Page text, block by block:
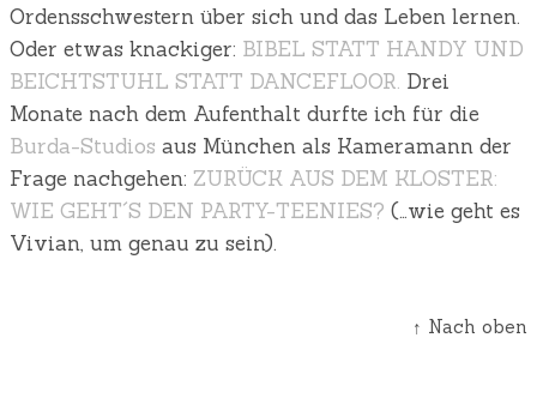
Ordensschwestern über sich und das Leben lernen.
Oder etwas knackiger: BIBEL STATT HANDY UND
BEICHTSTUHL STATT DANCEFLOOR. Drei
Monate nach dem Aufenthalt durfte ich für die
Burda-Studios aus München als Kameramann der
Frage nachgehen: ZURÜCK AUS DEM KLOSTER:
WIE GEHT´S DEN PARTY-TEENIES? (…wie geht es
Vivian, um genau zu sein).
↑ Nach oben